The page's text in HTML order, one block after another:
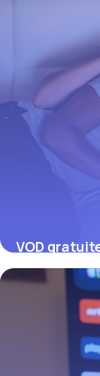
VOD
légalement
17 juillet 2026